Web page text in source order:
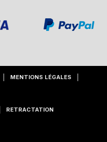
MENTIONS LÉGALES
RETRACTATION